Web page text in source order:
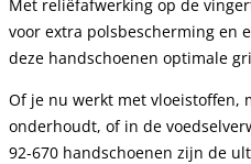
Met reliëfafwerking op de
voor extra polsbescherming en
deze handschoenen optimale
Of je nu werkt met vloeistoffen,
onderhoudt, of in de
92-670 handschoenen zijn de